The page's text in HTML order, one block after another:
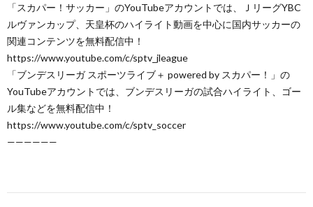
「スカパー！サッカー」のYouTubeアカウントでは、ＪリーグYBC
ルヴァンカップ、天皇杯のハイライト動画を中心に国内サッカーの
関連コンテンツを無料配信中！
https://www.youtube.com/c/sptv_jleague
「ブンデスリーガ スポーツライブ＋ powered by スカパー！」の
YouTubeアカウントでは、ブンデスリーガの試合ハイライト、ゴー
ル集などを無料配信中！
https://www.youtube.com/c/sptv_soccer
——————